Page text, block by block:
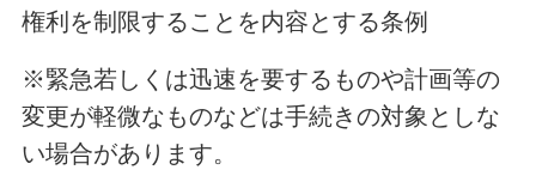
権利を制限することを内容とする条例
※緊急若しくは迅速を要するものや計画等の
変更が軽微なものなどは手続きの対象としな
い場合があります。